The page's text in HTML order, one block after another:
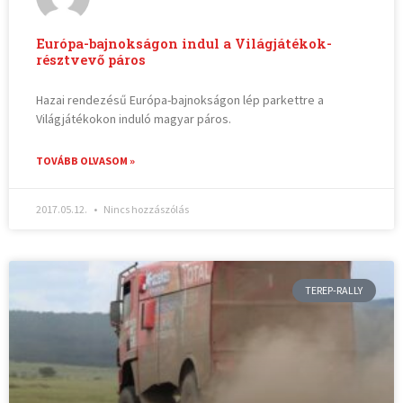
Európa-bajnokságon indul a Világjátékok-
résztvevő páros
Hazai rendezésű Európa-bajnokságon lép parkettre a
Világjátékokon induló magyar páros.
TOVÁBB OLVASOM »
2017.05.12. Nincs hozzászólás
TEREP-RALLY